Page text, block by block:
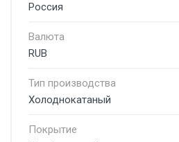
Россия
Валюта
RUB
Тип производства
Холоднокатаный
Покрытие